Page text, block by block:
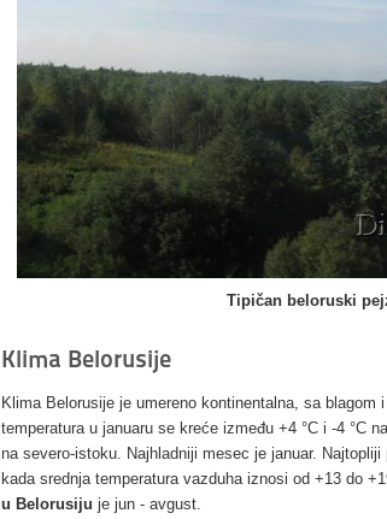
Tipičan beloruski
Klima Belorusije
Klima Belorusije je umereno kontinentalna, sa blagom
temperatura u januaru se kreće između +4 °C i -4 °C
na severo-istoku. Najhladniji mesec je januar.
kada srednja temperatura vazduha iznosi od +13 do
u Belorusiju je jun - avgust.